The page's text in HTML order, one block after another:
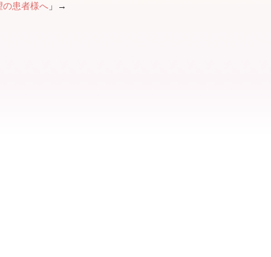
の患者様へ」→